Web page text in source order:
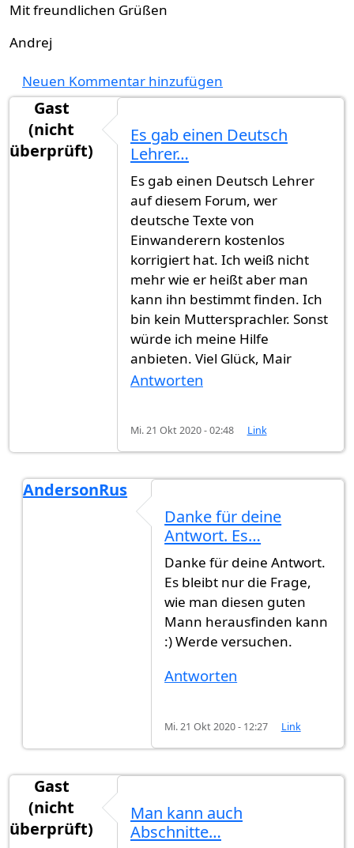
Mit freundlichen Grüßen
Andrej
Neuen Kommentar hinzufügen
Gast
(nicht
überprüft)
Es gab einen Deutsch
Lehrer…
Es gab einen Deutsch Lehrer
auf diesem Forum, wer
deutsche Texte von
Einwanderern kostenlos
korrigiert hat. Ich weiß nicht
mehr wie er heißt aber man
kann ihn bestimmt finden. Ich
bin kein Muttersprachler. Sonst
würde ich meine Hilfe
anbieten. Viel Glück, Mair
Antworten
Mi. 21 Okt 2020 - 02:48 Link
AndersonRus
Es gab einen Deutsch Lehrer…
Danke für deine
Antwort. Es…
Danke für deine Antwort.
Es bleibt nur die Frage,
wie man diesen guten
Mann herausfinden kann
:) Werde versuchen.
Antworten
Mi. 21 Okt 2020 - 12:27 Link
Gast
(nicht
überprüft)
Man kann auch
Abschnitte…